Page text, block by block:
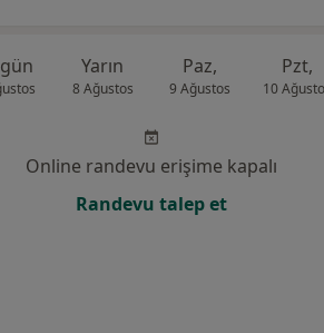
Yarın
8 Ağustos
Paz,
9 Ağustos
Pzt,
10
Online randevu erişime kapalı
Randevu talep et